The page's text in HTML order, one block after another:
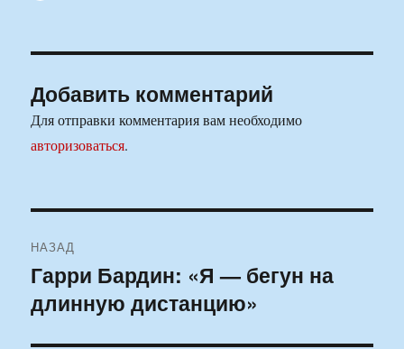
Добавить комментарий
Для отправки комментария вам необходимо
авторизоваться.
по
записям
НАЗАД
Предыдущая
запись:
Гарри Бардин: «Я — бегун на
длинную дистанцию»